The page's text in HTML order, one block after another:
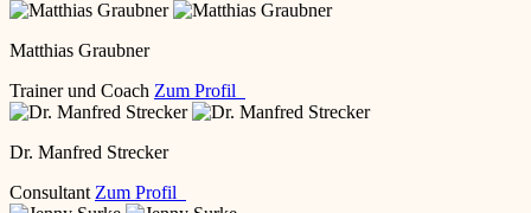
Matthias Graubner
Trainer und Coach Zum Profil
Dr. Manfred Strecker
Consultant Zum Profil